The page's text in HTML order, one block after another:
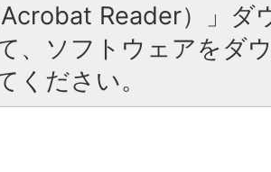
Reader）」ダ
、ソフトウェアをダ
ください。